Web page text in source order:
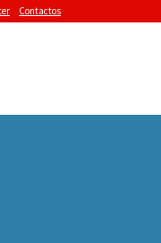
Contactos